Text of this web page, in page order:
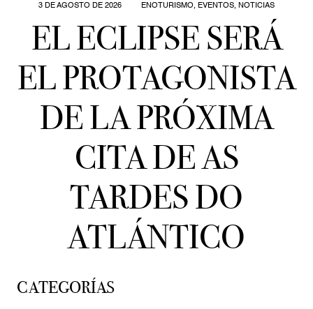
3 DE AGOSTO DE 2026 ENOTURISMO, EVENTOS, NOTICIAS
EL ECLIPSE SERÁ
EL PROTAGONISTA
DE LA PRÓXIMA
CITA DE AS
TARDES DO
ATLÁNTICO
CATEGORÍAS